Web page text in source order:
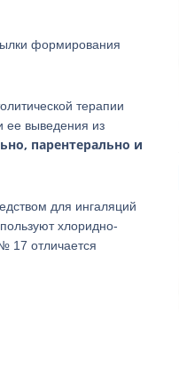
формирования
терапии
ее выведения из
парентерально и
для ингаляций
хлоридно-
17 отличается